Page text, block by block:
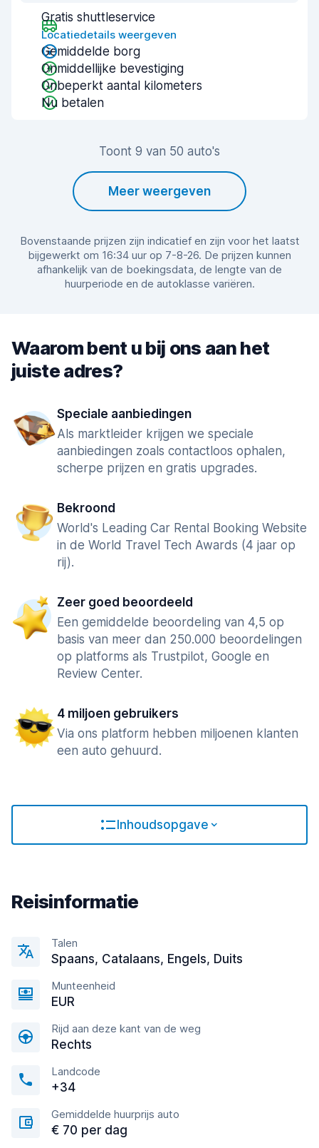
Gratis shuttleservice
Locatiedetails weergeven
Gemiddelde borg
Onmiddellijke bevestiging
Onbeperkt aantal kilometers
Nu betalen
Toont 9 van 50 auto's
Meer weergeven
Bovenstaande prijzen zijn indicatief en zijn voor het laatst
bijgewerkt om 16:34 uur op 7-8-26. De prijzen kunnen
afhankelijk van de boekingsdata, de lengte van de
huurperiode en de autoklasse variëren.
Waarom bent u bij ons aan het
juiste adres?
Speciale aanbiedingen
Als marktleider krijgen we speciale
aanbiedingen zoals contactloos ophalen,
scherpe prijzen en gratis upgrades.
Bekroond
World's Leading Car Rental Booking Website
in de World Travel Tech Awards (4 jaar op
rij).
Zeer goed beoordeeld
Een gemiddelde beoordeling van 4,5 op
basis van meer dan 250.000 beoordelingen
op platforms als Trustpilot, Google en
Review Center.
4 miljoen gebruikers
Via ons platform hebben miljoenen klanten
een auto gehuurd.
Inhoudsopgave
Reisinformatie
Talen
Spaans, Catalaans, Engels, Duits
Munteenheid
EUR
Rijd aan deze kant van de weg
Rechts
Landcode
+34
Gemiddelde huurprijs auto
€ 70 per dag